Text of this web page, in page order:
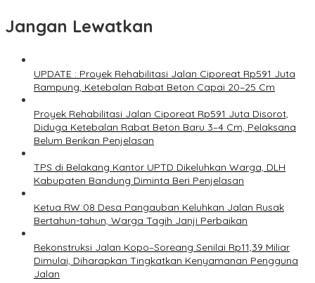
Jangan Lewatkan
UPDATE : Proyek Rehabilitasi Jalan Ciporeat Rp591 Juta
Rampung, Ketebalan Rabat Beton Capai 20–25 Cm
Proyek Rehabilitasi Jalan Ciporeat Rp591 Juta Disorot,
Diduga Ketebalan Rabat Beton Baru 3–4 Cm, Pelaksana
Belum Berikan Penjelasan
TPS di Belakang Kantor UPTD Dikeluhkan Warga, DLH
Kabupaten Bandung Diminta Beri Penjelasan
Ketua RW 08 Desa Pangauban Keluhkan Jalan Rusak
Bertahun-tahun, Warga Tagih Janji Perbaikan
Rekonstruksi Jalan Kopo–Soreang Senilai Rp11,39 Miliar
Dimulai, Diharapkan Tingkatkan Kenyamanan Pengguna
Jalan